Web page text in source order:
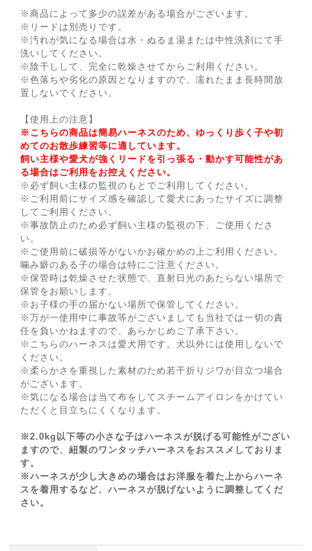
※商品によって多少の誤差がある場合がございます。
※リードは別売りです。
※汚れが気になる場合は水・ぬるま湯または中性洗剤にて手
洗いしてください。
※陰干しして、完全に乾燥させてからご利用ください。
※色落ちや劣化の原因となりますので、濡れたまま長時間放
置しないでください。
【使用上の注意】
※こちらの商品は簡易ハーネスのため、ゆっくり歩く子や初
めてのお散歩練習等に適しています。
飼い主様や愛犬が強くリードを引っ張る・動かす可能性があ
る場合はご利用をお控えください。
※必ず飼い主様の監視のもとでご利用してください。
※ご利用前にサイズ感を確認して愛犬にあったサイズに調整
してご利用ください。
※事故防止のため必ず飼い主様の監視の下、ご使用くださ
い。
※ご使用前に破損等がないかお確かめの上ご利用ください。
噛み癖のある子の場合は特にご注意ください。
※保管時は乾燥させた状態で、直射日光のあたらない場所で
保管をお願いします。
※お子様の手の届かない場所で保管してください。
※万が一使用中に事故等がございましても当社では一切の責
任を負いかねますので、あらかじめご了承下さい。
※こちらのハーネスは愛犬用です。犬以外には使用しないで
ください。
※柔らかさを重視した素材のため若干折りジワが目立つ場合
がございます。
※気になる場合は当て布をしてスチームアイロンをかけてい
ただくと目立ちにくくなります。
※2.0kg以下等の小さな子はハーネスが脱げる可能性がござい
ますので、紐製のワンタッチハーネスをおススメしておりま
す。
※ハーネスが少し大きめの場合はお洋服を着た上からハーネ
スを着用するなど、ハーネスが脱げないように調整してくだ
さい。